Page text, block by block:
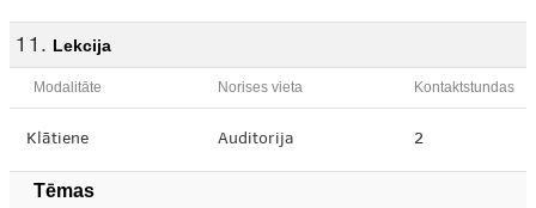
Lekcija
Modalitāte Norises vieta Kontaktstundas
Klātiene Auditorija 2
Tēmas